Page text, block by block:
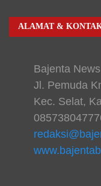
ALAMAT &
Bajenta News
Jl. Pemuda
Kec. Selat,